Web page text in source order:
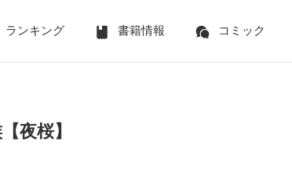
ランキング 書籍情報 コミック
夜桜】